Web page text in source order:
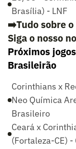
Brasília) - LNF
➡️Tudo sobre
Siga o nosso
Próximos
Brasileirão
Corinthians x
Neo Química
Brasileiro
Ceará x
(Fortaleza-CE)